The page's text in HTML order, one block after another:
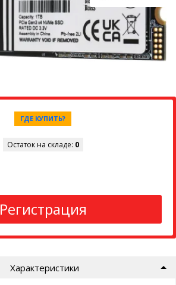
ГДЕ КУПИТЬ?
Остаток на складе: 0
Регистрация
Характеристики